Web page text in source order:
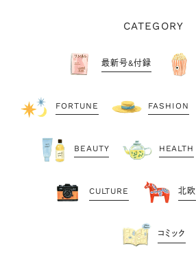
CATEGORY
最新号&付録
FORTUNE FASHION
BEAUTY HEALTH
CULTURE 北欧
コミック